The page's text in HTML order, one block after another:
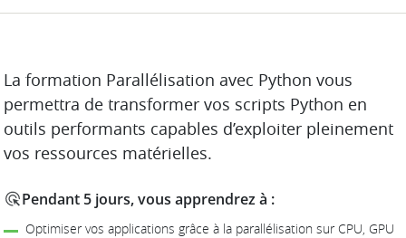
DESCRIPTION
La formation Parallélisation avec Python vous
permettra de transformer vos scripts Python en
outils performants capables d’exploiter pleinement
vos ressources matérielles.
Pendant 5 jours, vous apprendrez à :
Optimiser vos applications grâce à la parallélisation sur CPU, GPU